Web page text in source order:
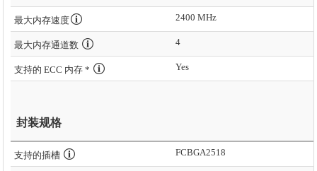
最大内存速度 2400 MHz
最大内存通道数 4
支持的 ECC 内存 * Yes
封装规格
支持的插槽 FCBGA2518